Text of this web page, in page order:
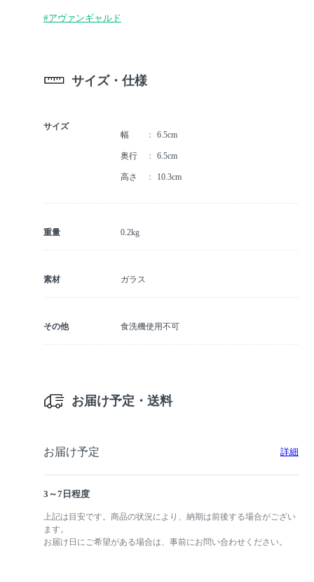
#アヴァンギャルド
サイズ・仕様
サイズ
幅
6.5cm
奥行 6.5cm
高さ 10.3cm
重量 0.2kg
素材 ガラス
その他 食洗機使用不可
お届け予定・送料
お届け予定 詳細
3～7日程度
上記は目安です。商品の状況により、納期は前後する場合がござい
ます。
お届け日にご希望がある場合は、事前にお問い合わせください。